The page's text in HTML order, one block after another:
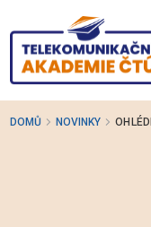
hlavnímu
obsahu
O NÁS
DOMŮ NOVINKY